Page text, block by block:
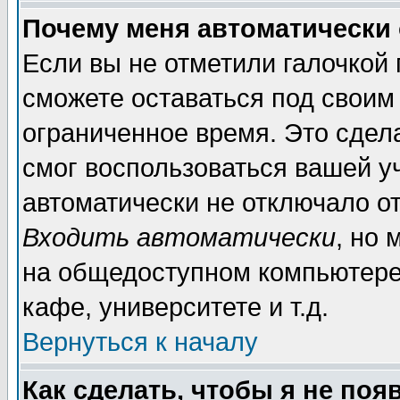
Почему меня автоматически
Если вы не отметили галочкой
сможете оставаться под
ограниченное время. Это
смог воспользоваться вашей
автоматически не отключало
Входить автоматически, но
на общедоступном
кафе, университете и т.д.
Вернуться к началу
Как сделать, чтобы я не